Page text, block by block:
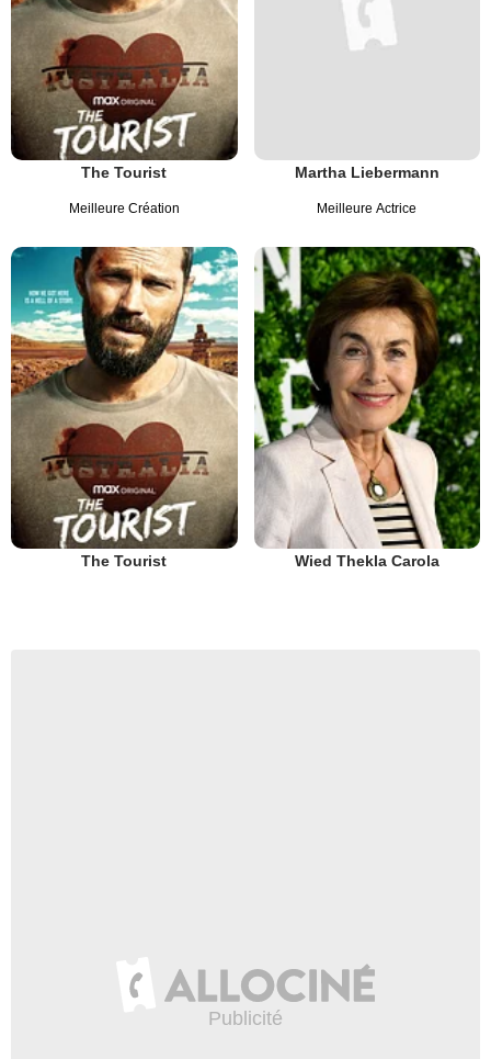
The Tourist Martha Liebermann
Meilleure Création
The Tourist
Meilleure Actrice
Wied Thekla Carola